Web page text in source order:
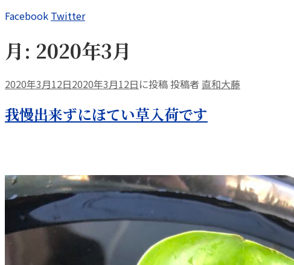
Facebook Twitter
月: 2020年3月
2020年3月12日2020年3月12日に投稿投稿者 直和大藤
我慢出来ずにほてい草入荷です